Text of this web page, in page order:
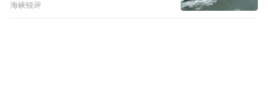
海峡锐评